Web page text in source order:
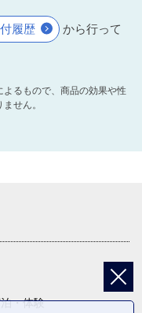
履歴
から行って
るもので、商品の効果や性
せん。
・体験